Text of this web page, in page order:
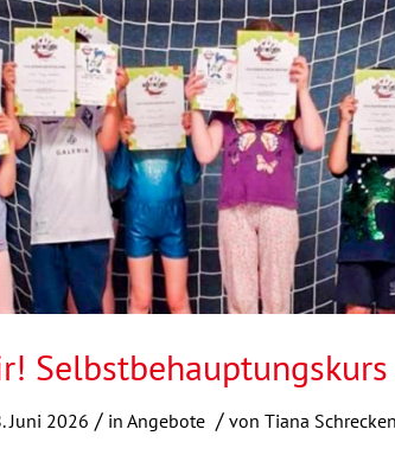
Selbstbehauptungskurs
Juni 2026 / in Angebote / von Tiana